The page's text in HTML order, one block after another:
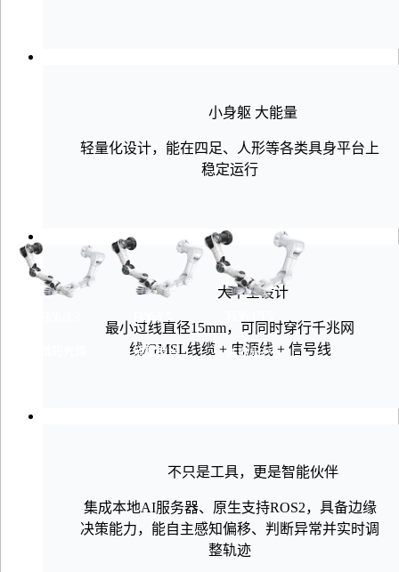
小身躯 大能量
轻量化设计，能在四足、人形等各类具身平台上
稳定运行
大中空设计
最小过线直径15mm，可同时穿行千兆网
线/GMSL线缆 + 电源线 + 信号线
不只是工具，更是智能伙伴
集成本地AI服务器、原生支持ROS2，具备边缘
决策能力，能自主感知偏移、判断异常并实时调
整轨迹
Echo 5
效率担当 性能标杆
HY 7
全能手 大力士